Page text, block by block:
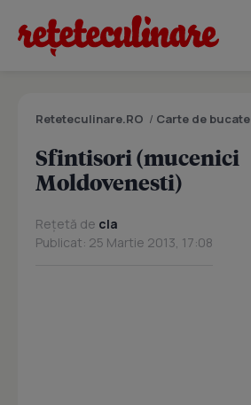
Reteteculinare.RO / Carte de bucate
Sfintisori (mucenici
Moldovenesti)
Rețetă de cla
Publicat: 25 Martie 2013, 17:08